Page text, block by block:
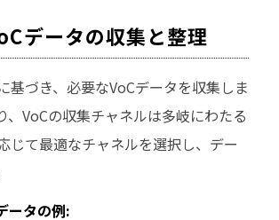
データの収集と整理
基づき、必要なVoCデータを収集しま
、VoCの収集チャネルは多岐にわたる
じて最適なチャネルを選択し、デー
ータの例: